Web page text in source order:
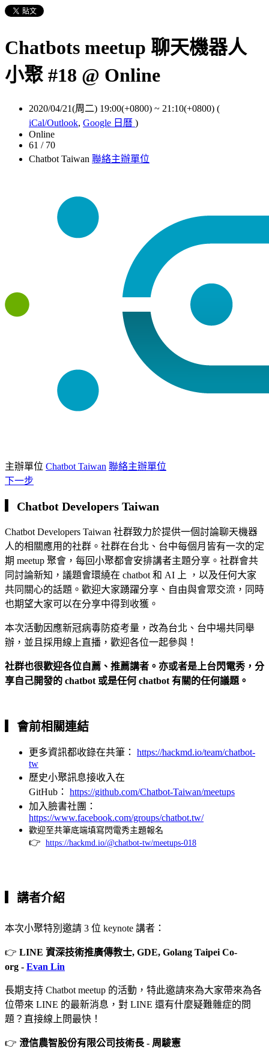
Chatbots meetup 聊天機器人
小聚 #18 @ Online
2020/04/21(周二) 19:00(+0800) ~ 21:10(+0800) (
iCal/Outlook, Google 日曆 )
Online
61 / 70
Chatbot Taiwan 聯絡主辦單位
主辦單位 Chatbot Taiwan 聯絡主辦單位
下一步
▎Chatbot Developers Taiwan
Chatbot Developers Taiwan 社群致力於提供一個討論聊天機器
人的相關應用的社群。社群在台北、台中每個月皆有一次的定
期 meetup 聚會，每回小聚都會安排講者主題分享。社群會共
同討論新知，議題會環繞在 chatbot 和 AI 上 ，以及任何大家
共同關心的話題。歡迎大家踴躍分享、自由與會眾交流，同時
也期望大家可以在分享中得到收獲。
本次活動因應新冠病毒防疫考量，改為台北、台中場共同舉
辦，並且採用線上直播，歡迎各位一起參與！
社群也很歡迎各位自薦、推薦講者。亦或者是上台閃電秀，分
享自己開發的 chatbot 或是任何 chatbot 有關的任何議題。
▎會前相關連結
更多資訊都收錄在共筆： https://hackmd.io/team/chatbot-
tw
歷史小聚訊息接收入在
GitHub： https://github.com/Chatbot-Taiwan/meetups
加入臉書社團：
https://www.facebook.com/groups/chatbot.tw/
歡迎至共筆底端填寫閃電秀主題報名
👉 https://hackmd.io/@chatbot-tw/meetups-018
講者介紹
本次小聚特別邀請 3 位 keynote 講者：
👉 LINE 資深技術推廣傳教士, GDE, Golang Taipei Co-
org - Evan Lin
長期支持 Chatbot meetup 的活動，特此邀請來為大家帶來為各
位帶來 LINE 的最新消息，對 LINE 還有什麼疑難雜症的問
題？直接線上問最快！
👉 澄信農智股份有限公司技術長 - 周駿憲